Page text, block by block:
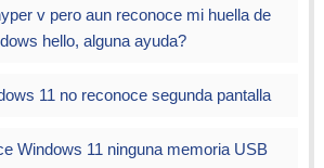
v pero aun reconoce mi huella de
hello, alguna ayuda?
11 no reconoce segunda pantalla
Windows 11 ninguna memoria USB